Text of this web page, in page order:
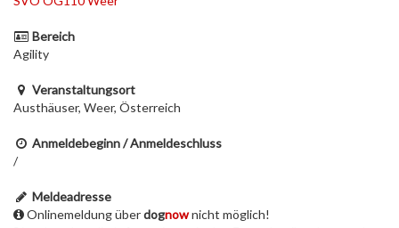
Bereich
Agility
Veranstaltungsort
Austhäuser, Weer, Österreich
Anmeldebeginn / Anmeldeschluss
/
Meldeadresse
Onlinemeldung überdognownicht möglich!